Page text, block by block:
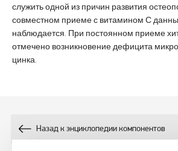
служить одной из причин развития
совместном приеме с витамином С
наблюдается. При постоянном приеме
отмечено возникновение дефицита
цинка.
Назад к энциклопедии компонентов